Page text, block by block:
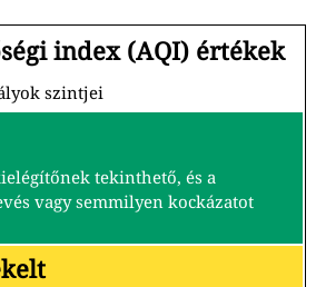
index (AQI) értékek
szintjei
tekinthető, és a
vagy semmilyen kockázatot